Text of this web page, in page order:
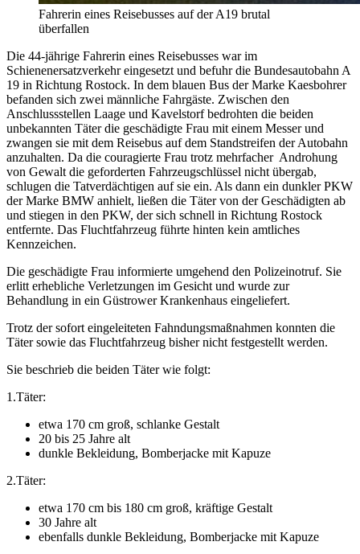
Fahrerin eines Reisebusses auf der A19 brutal
überfallen
Die 44-jährige Fahrerin eines Reisebusses war im
Schienenersatzverkehr eingesetzt und befuhr die Bundesautobahn A
19 in Richtung Rostock. In dem blauen Bus der Marke Kaesbohrer
befanden sich zwei männliche Fahrgäste. Zwischen den
Anschlussstellen Laage und Kavelstorf bedrohten die beiden
unbekannten Täter die geschädigte Frau mit einem Messer und
zwangen sie mit dem Reisebus auf dem Standstreifen der Autobahn
anzuhalten. Da die couragierte Frau trotz mehrfacher Androhung
von Gewalt die geforderten Fahrzeugschlüssel nicht übergab,
schlugen die Tatverdächtigen auf sie ein. Als dann ein dunkler PKW
der Marke BMW anhielt, ließen die Täter von der Geschädigten ab
und stiegen in den PKW, der sich schnell in Richtung Rostock
entfernte. Das Fluchtfahrzeug führte hinten kein amtliches
Kennzeichen.
Die geschädigte Frau informierte umgehend den Polizeinotruf. Sie
erlitt erhebliche Verletzungen im Gesicht und wurde zur
Behandlung in ein Güstrower Krankenhaus eingeliefert.
Trotz der sofort eingeleiteten Fahndungsmaßnahmen konnten die
Täter sowie das Fluchtfahrzeug bisher nicht festgestellt werden.
Sie beschrieb die beiden Täter wie folgt:
1.Täter:
etwa 170 cm groß, schlanke Gestalt
20 bis 25 Jahre alt
dunkle Bekleidung, Bomberjacke mit Kapuze
2.Täter:
etwa 170 cm bis 180 cm groß, kräftige Gestalt
30 Jahre alt
ebenfalls dunkle Bekleidung, Bomberjacke mit Kapuze